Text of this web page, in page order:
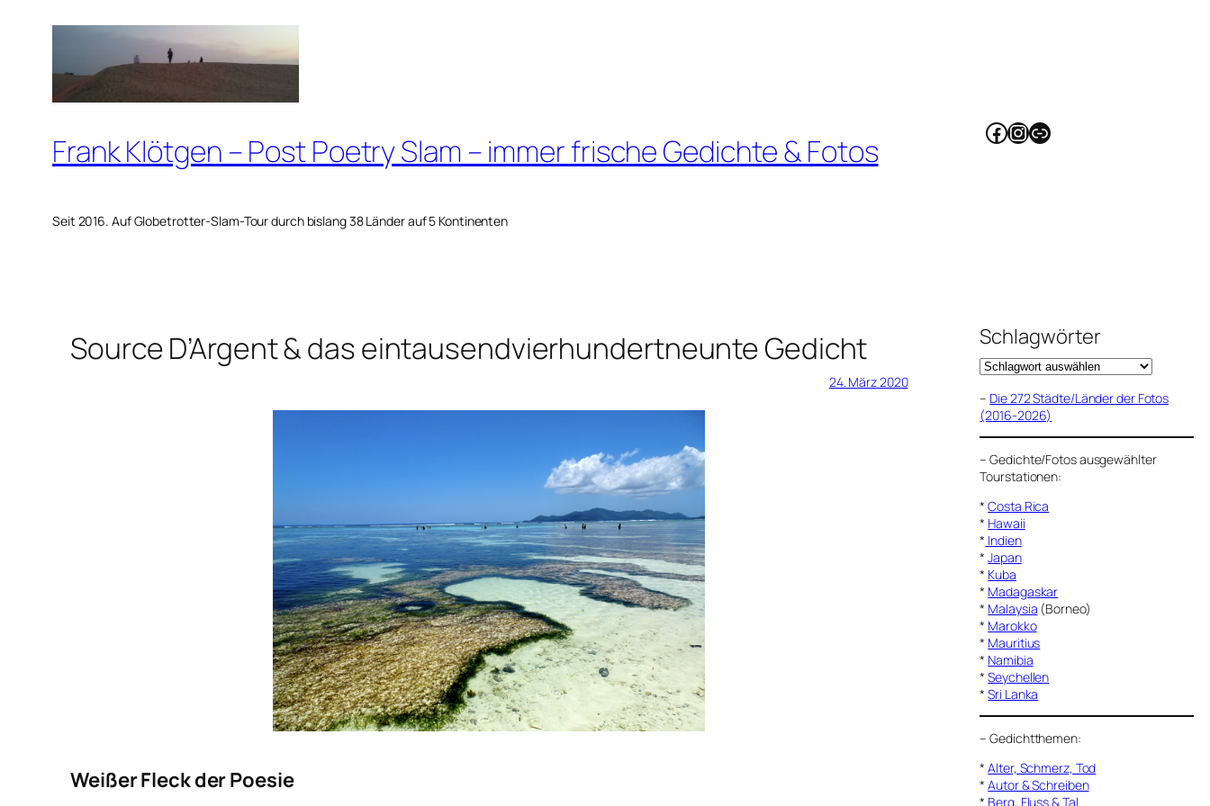
springen
Frank Klötgen – Post Poetry Slam – immer frische Gedichte & Fotos
Seit 2016. Auf Globetrotter-Slam-Tour durch bislang 38 Länder auf 5 Kontinenten
Facebook
Instagram
Link
Source D’Argent & das eintausendvierhundertneunte Gedicht
24. März 2020
Weißer Fleck der Poesie
Schlagwörter
– Die 272 Städte/Länder der Fotos
(2016-2026)
–Gedichte/Fotos ausgewählter
Tourstationen:
*Costa Rica
* Hawaii
* Indien
*Japan
* Kuba
* Madagaskar
* Malaysia (Borneo)
* Marokko
* Mauritius
* Namibia
*Seychellen
*Sri Lanka
–Gedichtthemen:
*Alter, Schmerz, Tod
*Autor & Schreiben
* Berg, Fluss & Tal